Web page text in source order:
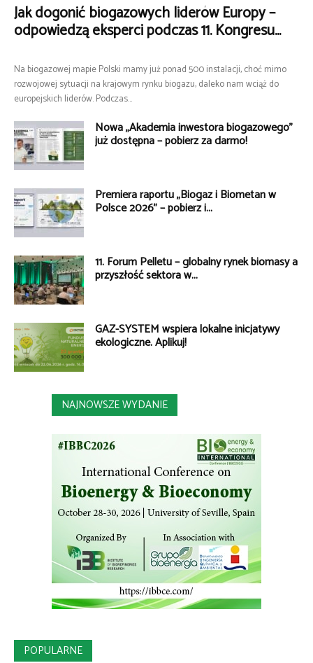
Jak dogonić biogazowych liderów Europy –
odpowiedzą eksperci podczas 11. Kongresu...
Na biogazowej mapie Polski mamy już ponad 500 instalacji, choć mimo
rozwojowej sytuacji na krajowym rynku biogazu, daleko nam wciąż do
europejskich liderów. Podczas...
Nowa „Akademia inwestora biogazowego”
już dostępna – pobierz za darmo!
Premiera raportu „Biogaz i Biometan w
Polsce 2026” – pobierz i...
11. Forum Pelletu – globalny rynek biomasy a
przyszłość sektora w...
GAZ-SYSTEM wspiera lokalne inicjatywy
ekologiczne. Aplikuj!
NAJNOWSZE WYDANIE
POPULARNE